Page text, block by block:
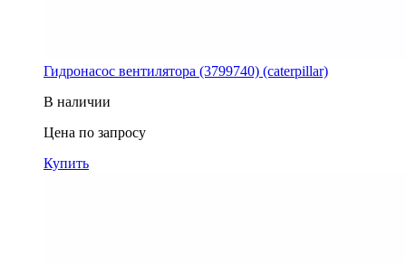
Гидронасос вентилятора (3799740) (caterpillar)
В наличии
Цена по запросу
Купить